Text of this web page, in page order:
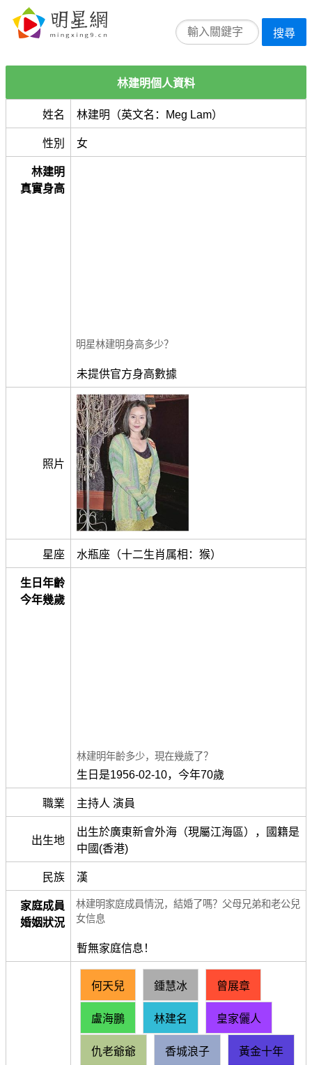
搜尋
林建明個人資料
姓名 林建明（英文名：Meg Lam）
性別 女
林建明
真實身高
明星林建明身高多少？
未提供官方身高數據
照片
星座 水瓶座（十二生肖属相：猴）
生日年齡
今年幾歲
林建明年齡多少，現在幾歲了？
生日是1956-02-10，今年70歲
職業 主持人 演員
出生地
出生於廣東新會外海（現屬江海區），國籍是
中國(香港)
民族 漢
家庭成員
婚姻狀況
林建明家庭成員情況，結婚了嗎？父母兄弟和老公兒
女信息
暫無家庭信息！
何天兒 鍾慧冰 曾展章
盧海鵬 林建名 皇家儷人
仇老爺爺 香城浪子 黃金十年